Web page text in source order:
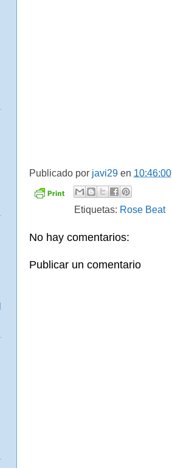
Publicado por javi29 en 10:46:00
Etiquetas: Rose Beat
No hay comentarios:
Publicar un comentario